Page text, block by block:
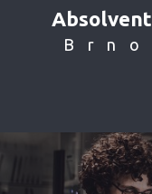
Absolvent
Brno